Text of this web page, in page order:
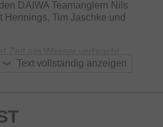
Text vollständig anzeigen
DAIWA Teamanglern Nils
Hennings, Tim Jaschke und
Zeit am Wasser verbracht
entstanden sind!
zahlreiche Top-